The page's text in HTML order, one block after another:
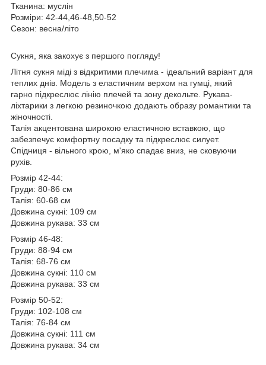
Тканина: муслін
Розміри: 42-44,46-48,50-52
Сезон: весна/літо
Сукня, яка закохує з першого погляду!
Літня сукня міді з відкритими плечима - ідеальний варіант для
теплих днів. Модель з еластичним верхом на гумці, який
гарно підкреслює лінію плечей та зону декольте. Рукава-
ліхтарики з легкою резиночкою додають образу романтики та
жіночності.
Талія акцентована широкою еластичною вставкою, що
забезпечує комфортну посадку та підкреслює силует.
Спідниця - вільного крою, м'яко спадає вниз, не сковуючи
рухів.
Розмір 42-44:
Груди: 80-86 см
Талія: 60-68 см
Довжина сукні: 109 см
Довжина рукава: 33 см
Розмір 46-48:
Груди: 88-94 см
Талія: 68-76 см
Довжина сукні: 110 см
Довжина рукава: 33 см
Розмір 50-52:
Груди: 102-108 см
Талія: 76-84 см
Довжина сукні: 111 см
Довжина рукава: 34 см